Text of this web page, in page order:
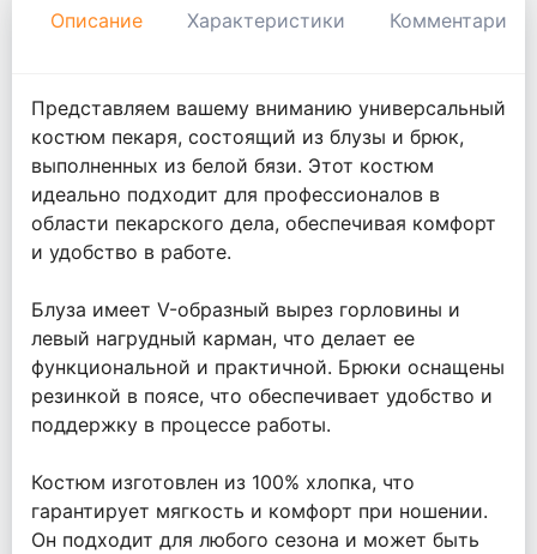
Описание Характеристики Комментарии
Представляем вашему вниманию универсальный
костюм пекаря, состоящий из блузы и брюк,
выполненных из белой бязи. Этот костюм
идеально подходит для профессионалов в
области пекарского дела, обеспечивая комфорт
и удобство в работе.
Блуза имеет V-образный вырез горловины и
левый нагрудный карман, что делает ее
функциональной и практичной. Брюки оснащены
резинкой в поясе, что обеспечивает удобство и
поддержку в процессе работы.
Костюм изготовлен из 100% хлопка, что
гарантирует мягкость и комфорт при ношении.
Он подходит для любого сезона и может быть